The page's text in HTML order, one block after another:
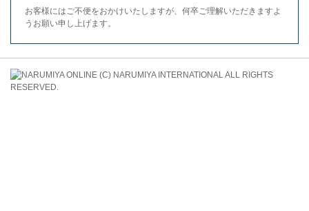
お客様にはご不便をおかけいたしますが、何卒ご理解いただきますよ
うお願い申し上げます。